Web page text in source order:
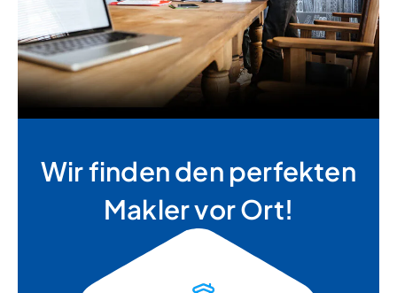
Wir finden den perfekten
Makler vor Ort!